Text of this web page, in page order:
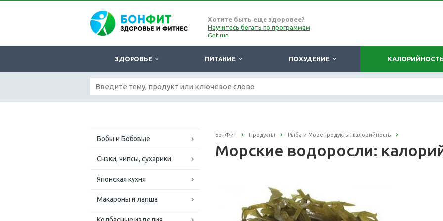
Хотите быть еще здоровее?
Научитесь бегать по программам
Get.run
ЗДОРОВЬЕ ПИТАНИЕ ПОХУДЕНИЕ КАЛОРИЙНОСТЬ
Бобы и Бобовые
Снэки, чипсы, сухарики
Японская кухня
Макароны и лапша
БонФит Продукты Рыба и Морепродукты: калорийность
Морские водоросли: